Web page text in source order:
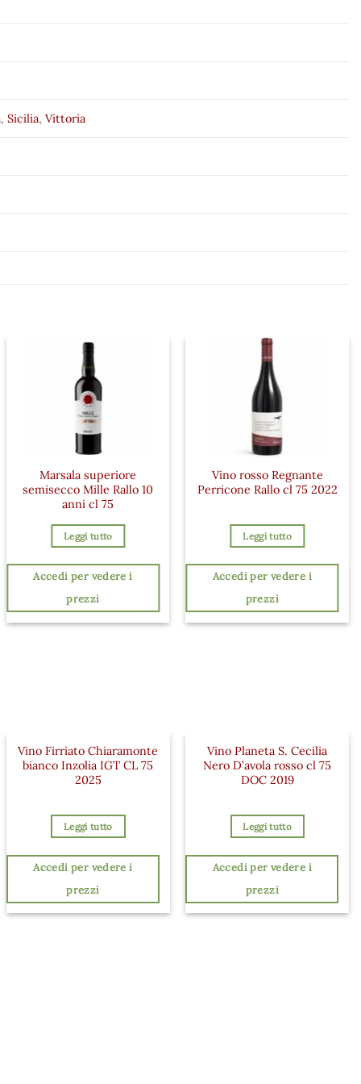
,Sicilia,Vittoria
Marsala superiore
semisecco Mille Rallo 10
anni cl 75
Leggi tutto
Accedi per vedere i
prezzi
Vino rosso Regnante
Perricone Rallo cl 75 2022
Leggi tutto
Accedi per vedere i
prezzi
Vino Firriato Chiaramonte
bianco Inzolia IGT CL 75
2025
Leggi tutto
Accedi per vedere i
prezzi
Vino Planeta S. Cecilia
Nero D’avola rosso cl 75
DOC 2019
Leggi tutto
Accedi per vedere i
prezzi